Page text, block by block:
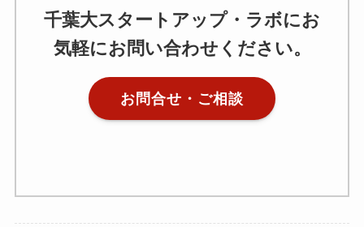
千葉大スタートアップ・ラボにお
気軽にお問い合わせください。
お問合せ・ご相談